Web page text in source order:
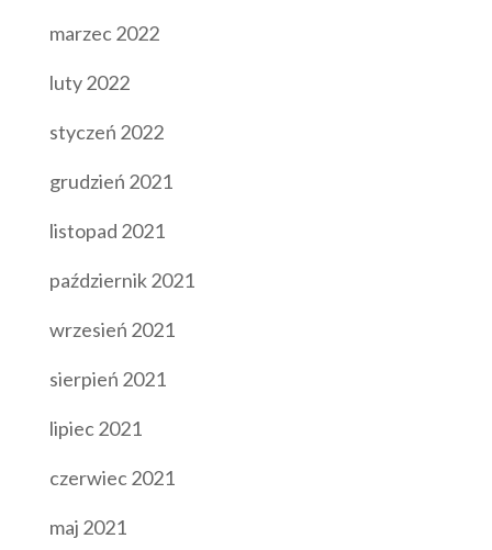
marzec 2022
luty 2022
styczeń 2022
grudzień 2021
listopad 2021
październik 2021
wrzesień 2021
sierpień 2021
lipiec 2021
czerwiec 2021
maj 2021